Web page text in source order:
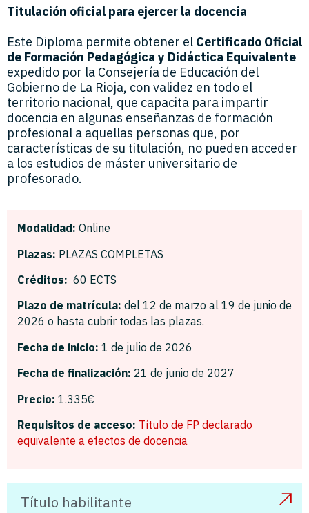
Titulación oficial para ejercer la docencia
Este Diploma permite obtener el Certificado Oficial
de Formación Pedagógica y Didáctica Equivalente
expedido por la Consejería de Educación del
Gobierno de La Rioja, con validez en todo el
territorio nacional, que capacita para impartir
docencia en algunas enseñanzas de formación
profesional a aquellas personas que, por
características de su titulación, no pueden acceder
a los estudios de máster universitario de
profesorado.
Modalidad: Online
Plazas: PLAZAS COMPLETAS
Créditos: 60 ECTS
Plazo de matrícula: del 12 de marzo al 19 de junio de
2026 o hasta cubrir todas las plazas.
Fecha de inicio: 1 de julio de 2026
Fecha de finalización: 21 de junio de 2027
Precio: 1.335€
Requisitos de acceso: Título de FP declarado
equivalente a efectos de docencia
Título habilitante